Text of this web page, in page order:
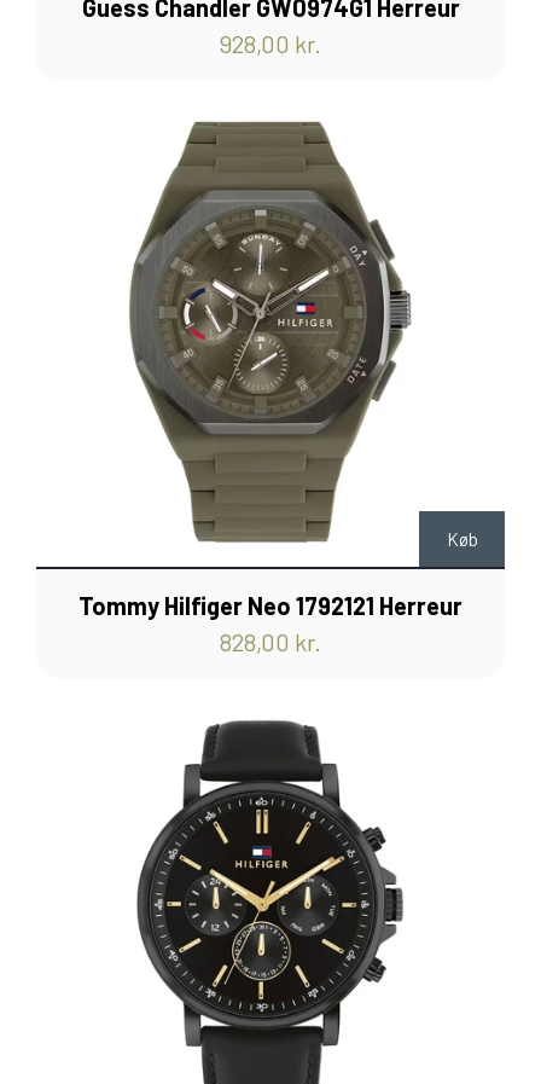
Guess Chandler GW0974G1 Herreur
928,00 kr.
Køb
Tommy Hilfiger Neo 1792121 Herreur
828,00 kr.